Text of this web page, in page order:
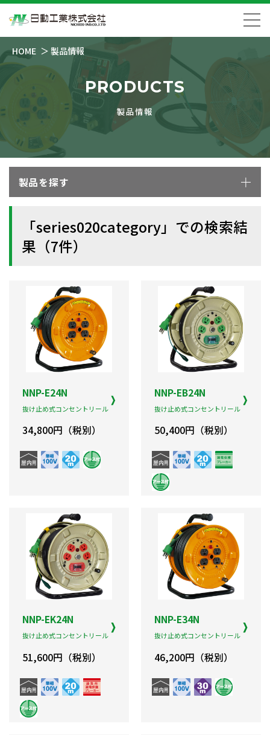
HOME 製品情報
PRODUCTS
製品情報
製品を探す
「series020category」での検索結
果（7件）
NNP-E24N
抜け止め式コンセントリール
34,800円（税別）
NNP-EB24N
抜け止め式コンセントリール
50,400円（税別）
NNP-EK24N
抜け止め式コンセントリール
51,600円（税別）
NNP-E34N
抜け止め式コンセントリール
46,200円（税別）